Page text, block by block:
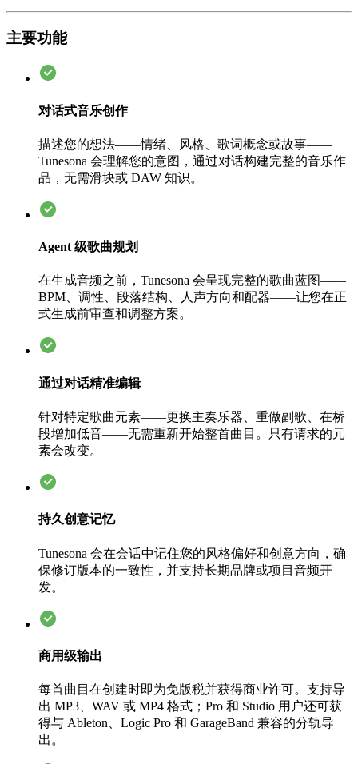
主要功能
对话式音乐创作
描述您的想法——情绪、风格、歌词概念或故事——
Tunesona 会理解您的意图，通过对话构建完整的音乐作
品，无需滑块或 DAW 知识。
Agent 级歌曲规划
在生成音频之前，Tunesona 会呈现完整的歌曲蓝图——
BPM、调性、段落结构、人声方向和配器——让您在正
式生成前审查和调整方案。
通过对话精准编辑
针对特定歌曲元素——更换主奏乐器、重做副歌、在桥
段增加低音——无需重新开始整首曲目。只有请求的元
素会改变。
持久创意记忆
Tunesona 会在会话中记住您的风格偏好和创意方向，确
保修订版本的一致性，并支持长期品牌或项目音频开
发。
商用级输出
每首曲目在创建时即为免版税并获得商业许可。支持导
出 MP3、WAV 或 MP4 格式；Pro 和 Studio 用户还可获
得与 Ableton、Logic Pro 和 GarageBand 兼容的分轨导
出。